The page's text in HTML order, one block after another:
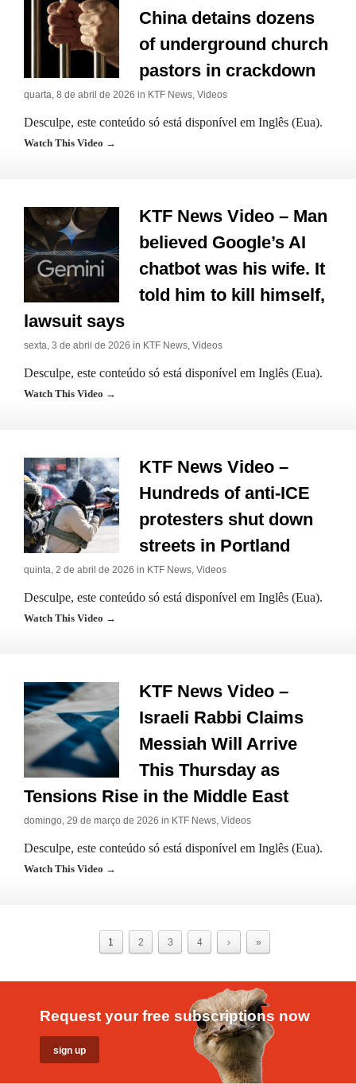
China detains dozens
of underground church
pastors in crackdown
quarta, 8 de abril de 2026 in KTF News, Videos
Desculpe, este conteúdo só está disponível em Inglês (Eua).
Watch This Video →
KTF News Video – Man
believed Google’s AI
chatbot was his wife. It
told him to kill himself,
lawsuit says
sexta, 3 de abril de 2026 in KTF News, Videos
Desculpe, este conteúdo só está disponível em Inglês (Eua).
Watch This Video →
KTF News Video –
Hundreds of anti-ICE
protesters shut down
streets in Portland
quinta, 2 de abril de 2026 in KTF News, Videos
Desculpe, este conteúdo só está disponível em Inglês (Eua).
Watch This Video →
KTF News Video –
Israeli Rabbi Claims
Messiah Will Arrive
This Thursday as
Tensions Rise in the Middle East
domingo, 29 de março de 2026 in KTF News, Videos
Desculpe, este conteúdo só está disponível em Inglês (Eua).
Watch This Video →
1 2 3 4 › »
Request your free subscriptions now